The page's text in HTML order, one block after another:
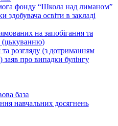
фонду “Школа над лиманом”
здобувача освіти в закладі
на запобігання та
(цькуванню)
розгляду (з дотриманням
заяв про випадки булінгу
база
навчальних досягнень